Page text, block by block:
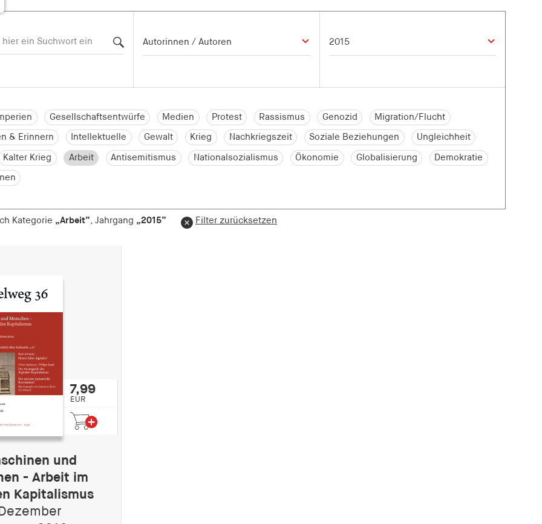
Gesellschaftsentwürfe Medien Protest Rassismus Genozid Migration/Flucht
& Erinnern Intellektuelle Gewalt Krieg Nachkriegszeit Soziale Beziehungen Ungleichheit
Kalter Krieg Arbeit Antisemitismus Nationalsozialismus Ökonomie Globalisierung Demokratie
Kategorie „Arbeit”, Jahrgang „2015” Filter zurücksetzen
7,99
EUR
und
- Arbeit im
Kapitalismus